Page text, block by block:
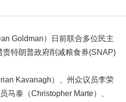
Goldman）日前联合多位民主
责特朗普政府削减粮食券(SNAP)
Kavanagh）、州众议员李荣
马泰（Christopher Marte）、